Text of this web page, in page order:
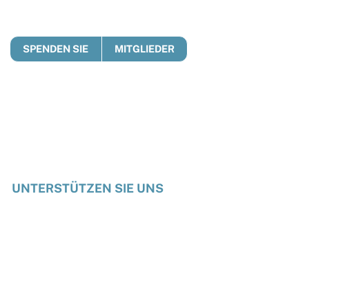
SPENDEN SIE MITGLIEDER
UNTERSTÜTZEN SIE UNS